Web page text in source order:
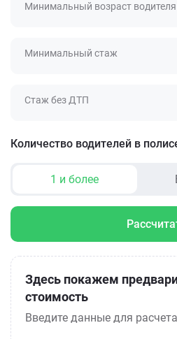
Минимальный возраст водителя
Минимальный стаж
Стаж без ДТП
Количество водителей в
1 и более
Здесь покажем
стоимость
Введите данные для расчета